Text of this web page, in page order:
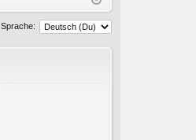
de re
n
Sprache: